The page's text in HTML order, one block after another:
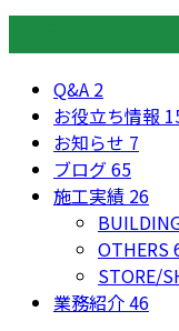
Q&A 2
お役立ち情報
お知らせ 7
ブログ65
施工実績 26
OTHERS
STORE/
業務紹介46